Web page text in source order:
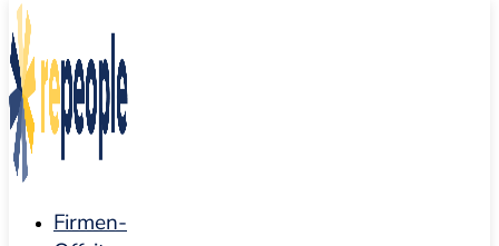
Firmen-